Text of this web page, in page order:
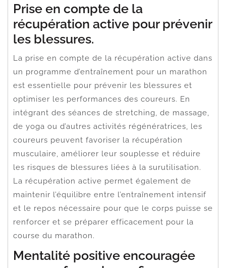
Prise en compte de la
récupération active pour prévenir
les blessures.
La prise en compte de la récupération active dans
un programme d’entraînement pour un marathon
est essentielle pour prévenir les blessures et
optimiser les performances des coureurs. En
intégrant des séances de stretching, de massage,
de yoga ou d’autres activités régénératrices, les
coureurs peuvent favoriser la récupération
musculaire, améliorer leur souplesse et réduire
les risques de blessures liées à la surutilisation.
La récupération active permet également de
maintenir l’équilibre entre l’entraînement intensif
et le repos nécessaire pour que le corps puisse se
renforcer et se préparer efficacement pour la
course du marathon.
Mentalité positive encouragée